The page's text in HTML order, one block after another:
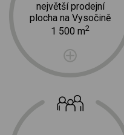
největší prodejní
plocha na Vysočině
1 500 m2